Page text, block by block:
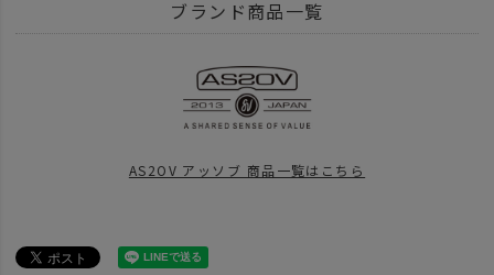
AS2OV アッソブ CORDURA DOBBY 305D - コーデュラ ドビー
ショルダー サコッシュ
父の日 竹 -5000円～
news 夏旅の相棒
ブランド商品一覧
AS2OV アッソブ 商品一覧はこちら